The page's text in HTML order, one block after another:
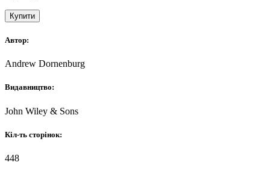
Купити
Автор:
Andrew Dornenburg
Видавництво:
John Wiley & Sons
Кіл-ть сторінок:
448